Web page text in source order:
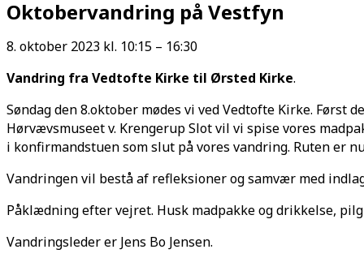
Oktobervandring på Vestfyn
8. oktober 2023 kl. 10:15 – 16:30
Vandring fra Vedtofte Kirke til Ørsted Kirke.
Søndag den 8.oktober mødes vi ved Vedtofte Kirke. Først
Hørvævsmuseet v. Krengerup Slot vil vi spise vores
i konfirmandstuen som slut på vores vandring. Ruten er
Vandringen vil bestå af refleksioner og samvær med
Påklædning efter vejret. Husk madpakke og drikkelse,
Vandringsleder er Jens Bo Jensen.